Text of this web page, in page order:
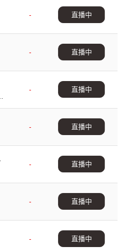
-
直播中
-
直播中
-
直播中
-
直播中
-
直播中
-
直播中
-
直播中